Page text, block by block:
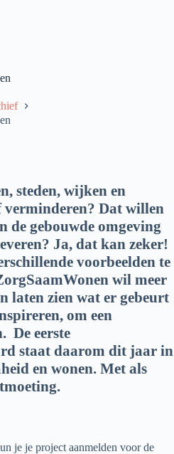
steden, wijken en
Dat willen
de gebouwde omgeving
Ja, dat kan zeker!
voorbeelden te
wil meer
laten zien wat er gebeurt
om een
De eerste
staat daarom dit jaar in
en wonen. Met als
je je project aanmelden voor de